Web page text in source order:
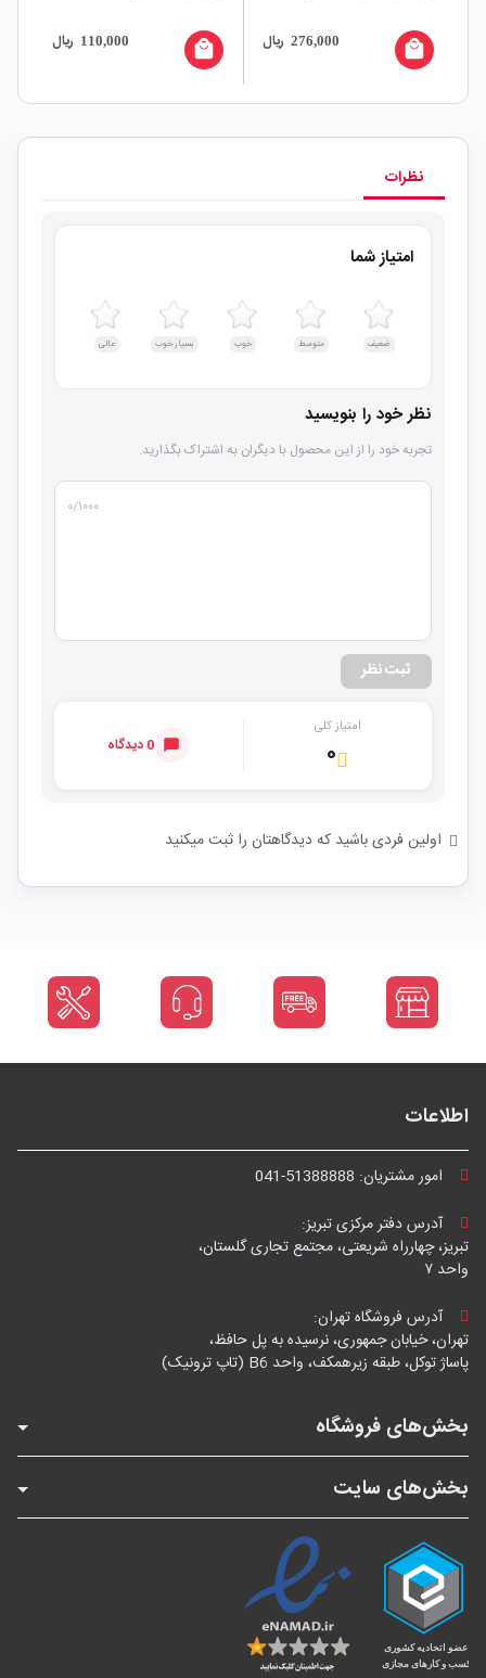
276,000 ریال local_mall
110,000 ریال local_mall
نظرات
امتیاز شما
ضعیف متوسط خوب بسیار خوب عالی
نظر خود را بنویسید
تجربه خود را از این محصول با دیگران به اشتراک بگذارید.
۰/۱۰۰۰
ثبت نظر
امتیاز کلی
۰ 0 دیدگاه
اولین فردی باشید که دیدگاهتان را ثبت میکنید
اطلاعات
امور مشتریان: 041-51388888
آدرس دفتر مرکزی تبریز:
تبریز، چهارراه شریعتی، مجتمع تجاری گلستان،
واحد ۷
آدرس فروشگاه تهران:
تهران، خیابان جمهوری، نرسیده به پل حافظ،
پاساژ توکل، طبقه زیرهمکف، واحد B6 (تاپ ترونیک)
بخش‌های فروشگاه
بخش‌های سایت